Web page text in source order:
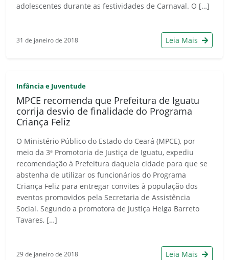
adolescentes durante as festividades de Carnaval. O […]
31 de janeiro de 2018 Leia Mais
Infância e Juventude
MPCE recomenda que Prefeitura de Iguatu
corrija desvio de finalidade do Programa
Criança Feliz
O Ministério Público do Estado do Ceará (MPCE), por
meio da 3ª Promotoria de Justiça de Iguatu, expediu
recomendação à Prefeitura daquela cidade para que se
abstenha de utilizar os funcionários do Programa
Criança Feliz para entregar convites à população dos
eventos promovidos pela Secretaria de Assistência
Social. Segundo a promotora de Justiça Helga Barreto
Tavares, […]
29 de janeiro de 2018 Leia Mais